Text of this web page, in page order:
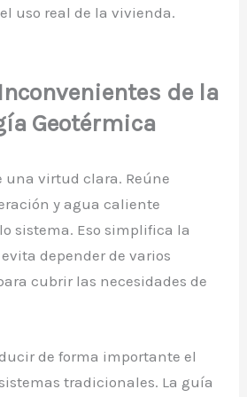
uso real de la vivienda.
de la
Geotérmica
una virtud clara. Reúne
y agua caliente
sistema. Eso simplifica la
depender de varios
cubrir las necesidades de
de forma importante el
tradicionales. La guía